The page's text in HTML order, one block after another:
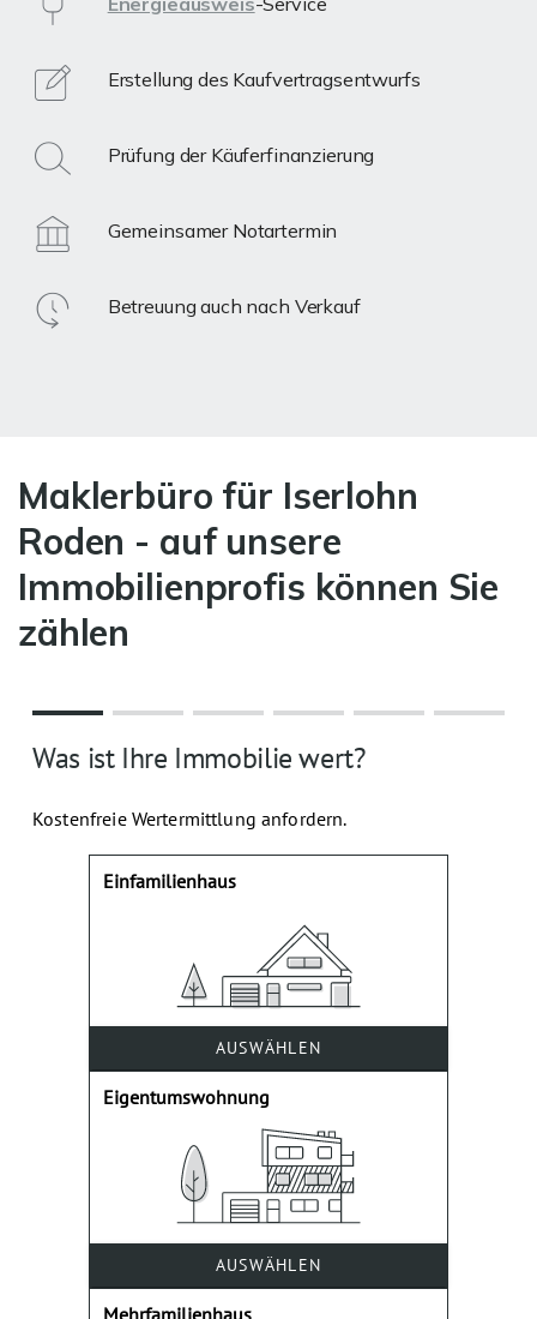
Erstellung des Kaufvertragsentwurfs
Prüfung der Käuferfinanzierung
Gemeinsamer Notartermin
Betreuung auch nach Verkauf
Maklerbüro für Iserlohn
Roden - auf unsere
Immobilienprofis können Sie
zählen